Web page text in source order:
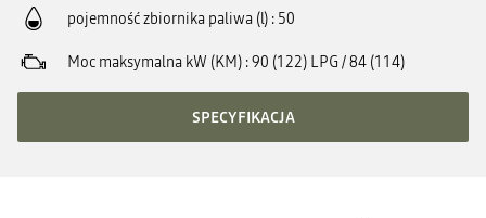
pojemność zbiornika paliwa (l) 50
Moc maksymalna kW (KM) 90 (122) LPG / 84 (114)
SPECYFIKACJA